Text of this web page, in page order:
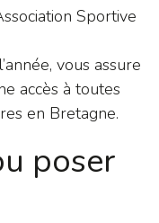
Sportive
vous assure
accès à toutes
en Bretagne.
poser